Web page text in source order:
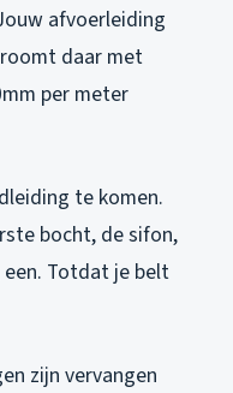
afvoerleiding
daar met
per meter
te komen.
bocht, de sifon,
Totdat je belt
zijn vervangen